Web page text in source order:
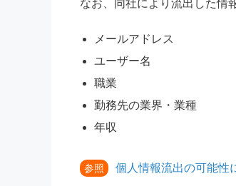
なお、同社により流出した情
メールアドレス
ユーザー名
職業
勤務先の業界・業種
年収
参照 個人情報流出の可能性